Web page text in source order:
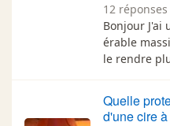
12 réponses
Bonjour J'ai
érable
le rendre
Quelle
d'une cire